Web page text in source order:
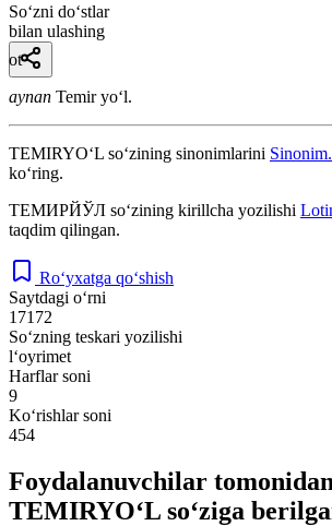
So‘zni do‘stlar
bilan ulashing
ot
aynan Temir yoʻl.
TEMIRYO‘L so‘zining sinonimlarini
ko‘ring.
ТЕМИРЙЎЛ so‘zining kirillcha yozilishi
taqdim qilingan.
Ro‘yxatga qo‘shish
Saytdagi o‘rni
17172
So‘zning teskari yozilishi
l‘oyrimet
Harflar soni
9
Ko‘rishlar soni
454
Foydalanuvchilar tomonidan
TEMIRYO‘L so‘ziga